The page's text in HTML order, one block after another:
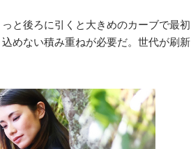
と後ろに引くと大きめのカーブで最初
めない積み重ねが必要だ。世代が刷新